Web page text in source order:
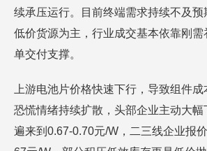
续承压运行。目前终端需求持续不及预
低价货源为主，行业成交基本依靠刚
单交付支撑。
上游电池片价格快速下行，导致组件
恐慌情绪持续扩散，头部企业主动大
遍来到0.67-0.70元/W，二三线企业报